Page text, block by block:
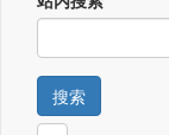
搜索